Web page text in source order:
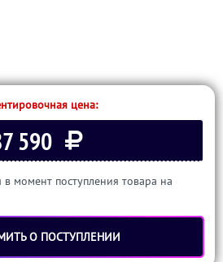
цена:
590
момент поступления товара на
О ПОСТУПЛЕНИИ